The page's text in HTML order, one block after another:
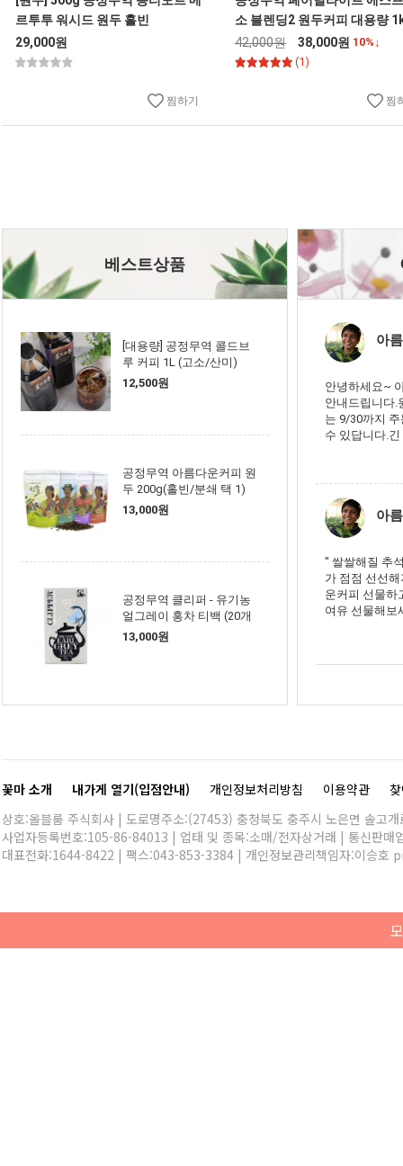
르투투 워시드 원두 홀빈
29,000원
찜하기
소 블렌딩2 원두커피 대용량
42,000원
38,000원 10%↓
(1)
찜
베스트상품
[대용량] 공정무역 콜드브
루 커피 1L (고소/산미)
12,500원
공정무역 아름다운커피 원
두 200g(홀빈/분쇄 택 1)
13,000원
공정무역 클리퍼 - 유기농
얼그레이 홍차 티백 (20개
입)
13,000원
아
안녕하세요~
안내드립니다.
는 9/30까지
수 있답니다.
아
" 쌀쌀해질 추
가 점점 선선
운커피 선물하
여유 선물해보
꽃마 소개 내가게 열기(입점안내) 개인정보처리방침 이용약관
상호:올블룸 주식회사 | 도로명주소:(27453) 충청북도 충주시 노은면 솔고
사업자등록번호:105-86-84013 | 업태 및 종목:소매/전자상거래 | 통신판매
대표전화:1644-8422 | 팩스:043-853-3384 | 개인정보관리책임자:이승호